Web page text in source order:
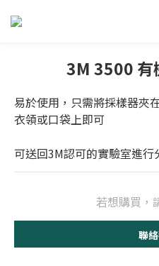
3M 3500 有
易於使用，只需將採樣器夾
衣領或口袋上即可
可送回3M認可的實驗室進行
若想購買，
聯